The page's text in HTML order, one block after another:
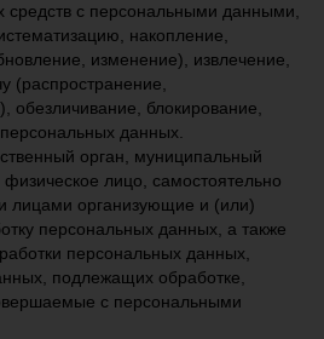
средств с персональными данными,
накопление,
изменение), извлечение,
(распространение,
обезличивание, блокирование,
данных.
орган, муниципальный
лицо, самостоятельно
лицами организующие и (или)
персональных данных, а также
персональных данных,
подлежащих обработке,
с персональными